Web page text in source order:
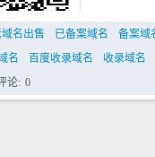
名出售 已备案域名
备案域
名 百度收录域名
收录域名
论: 0